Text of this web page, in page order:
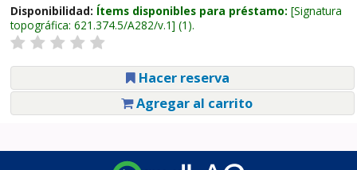
Disponibilidad: Ítems disponibles para préstamo: Signatura
topográfica: 621.374.5/A282/v.1 (1).
Hacer reserva
Agregar al carrito